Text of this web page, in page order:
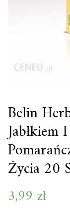
Belin
Jabłkiem
Życia 20
3,99 zł